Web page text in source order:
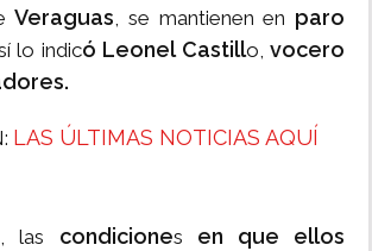
Veraguas, se mantienen en paro
lo indicó Leonel Castillo,vocero
LAS ÚLTIMAS NOTICIAS AQUÍ
, las condiciones en que ellos